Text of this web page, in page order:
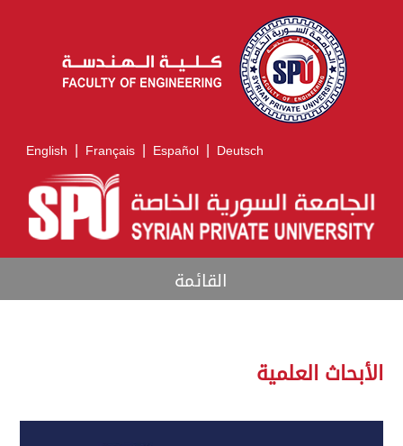
English | Français | Español | Deutsch
القائمة
الأبحاث العلمية